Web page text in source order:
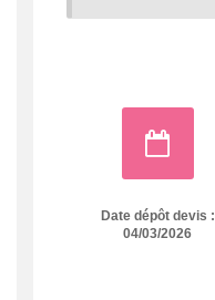
Date dépôt devis :
04/03/2026